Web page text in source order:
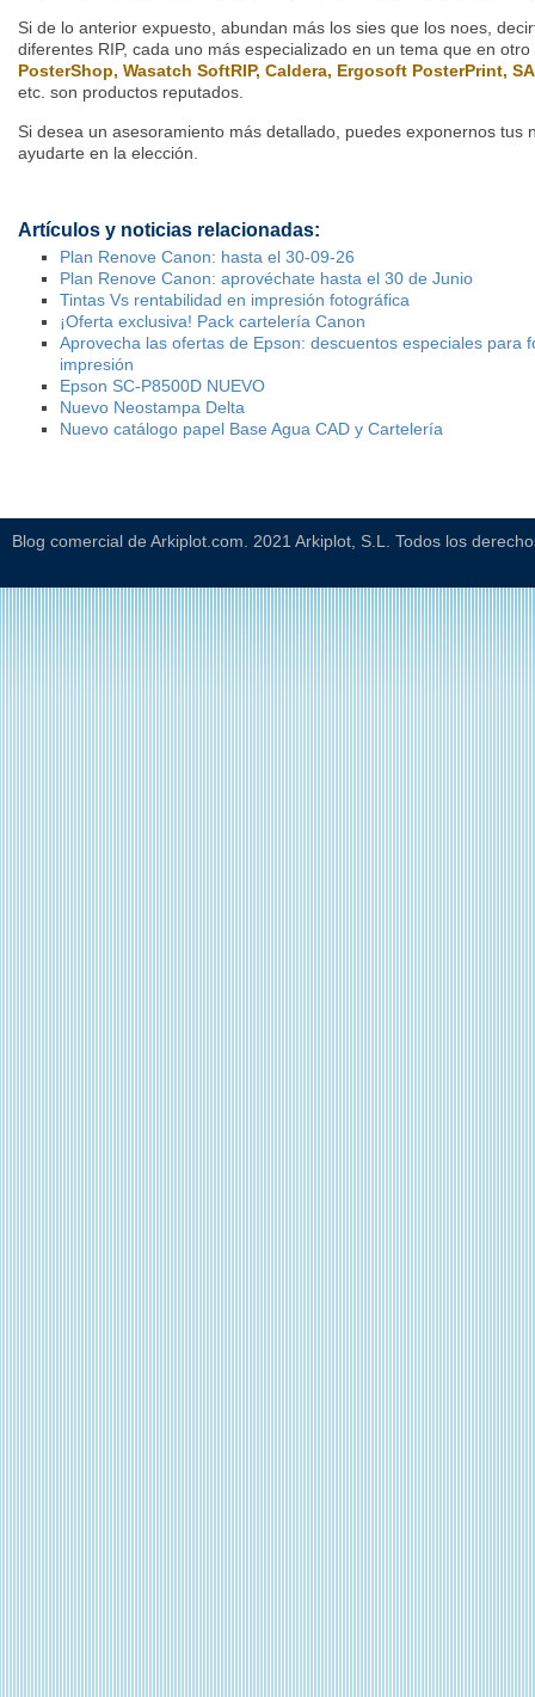
Si de lo anterior expuesto, abundan más los sies que los noes,
diferentes RIP, cada uno más especializado en un tema que en
PosterShop, Wasatch SoftRIP, Caldera, Ergosoft PosterPrint,
etc. son productos reputados.
Si desea un asesoramiento más detallado, puedes exponernos tus
ayudarte en la elección.
Artículos y noticias relacionadas:
Plan Renove Canon: hasta el 30-09-26
Plan Renove Canon: aprovéchate hasta el 30 de Junio
Tintas Vs rentabilidad en impresión fotográfica
¡Oferta exclusiva! Pack cartelería Canon
Aprovecha las ofertas de Epson: descuentos especiales para
impresión
Epson SC-P8500D NUEVO
Nuevo Neostampa Delta
Nuevo catálogo papel Base Agua CAD y Cartelería
Blog comercial de Arkiplot.com. 2021 Arkiplot, S.L. Todos los